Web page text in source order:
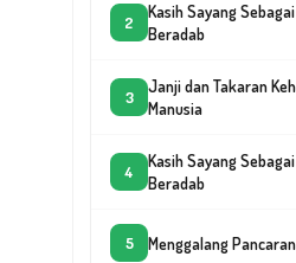
2
Kasih Sayang
Beradab
3
Janji dan Takaran
Manusia
4
Kasih Sayang
Beradab
5 Menggalang